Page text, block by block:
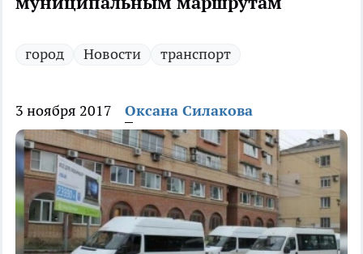
город Новости транспорт
3 ноября 2017 Оксана Силакова